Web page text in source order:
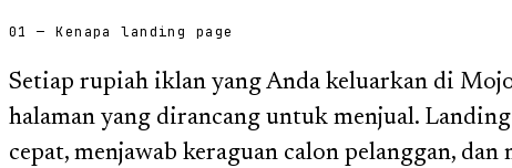
01 — Kenapa landing page
Setiap rupiah iklan yang Anda keluarkan di
halaman yang dirancang untuk menjual.
cepat, menjawab keraguan calon pelanggan,